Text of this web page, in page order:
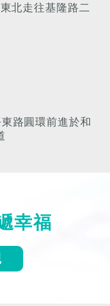
北走往基隆路二
路圓環前進於和
幸福